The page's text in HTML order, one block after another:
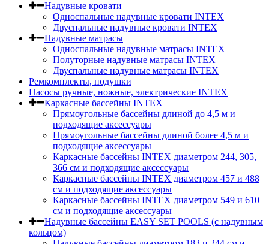
Надувные кровати
Односпальные надувные кровати INTEX
Двуспальные надувные кровати INTEX
Надувные матрасы
Односпальные надувные матрасы INTEX
Полуторные надувные матрасы INTEX
Двуспальные надувные матрасы INTEX
Ремкомплекты, подушки
Насосы ручные, ножные, электрические INTEX
Каркасные бассейны INTEX
Прямоугольные бассейны длиной до 4,5 м и
подходящие аксессуары
Прямоугольные бассейны длиной более 4,5 м и
подходящие аксессуары
Каркасные бассейны INTEX диаметром 244, 305,
366 см и подходящие аксессуары
Каркасные бассейны INTEX диаметром 457 и 488
cм и подходящие аксессуары
Каркасные бассейны INTEX диаметром 549 и 610
см и подходящие аксессуары
Надувные бассейны EASY SET POOLS (с надувным
кольцом)